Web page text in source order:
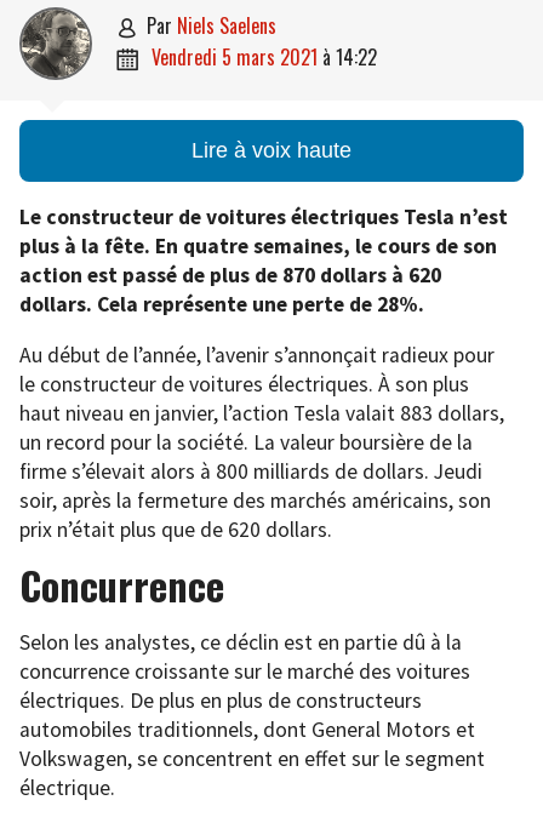
 par Niels Saelens
 vendredi 5 mars 2021 à 14:22
Lire à voix haute
Le constructeur de voitures électriques Tesla n’est
plus à la fête. En quatre semaines, le cours de son
action est passé de plus de 870 dollars à 620
dollars. Cela représente une perte de 28%.
Au début de l’année, l’avenir s’annonçait radieux pour
le constructeur de voitures électriques. À son plus
haut niveau en janvier, l’action Tesla valait 883 dollars,
un record pour la société. La valeur boursière de la
firme s’élevait alors à 800 milliards de dollars. Jeudi
soir, après la fermeture des marchés américains, son
prix n’était plus que de 620 dollars.
Concurrence
Selon les analystes, ce déclin est en partie dû à la
concurrence croissante sur le marché des voitures
électriques. De plus en plus de constructeurs
automobiles traditionnels, dont General Motors et
Volkswagen, se concentrent en effet sur le segment
électrique.